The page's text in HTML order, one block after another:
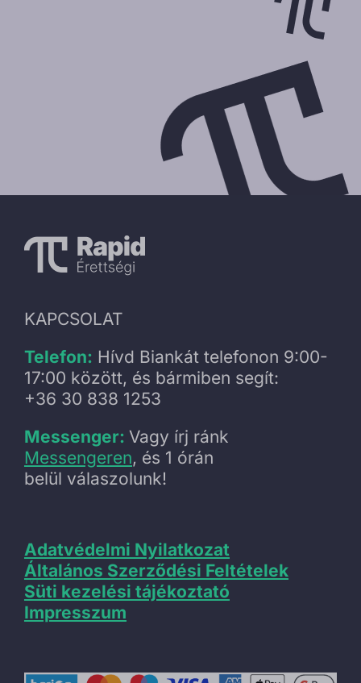
KAPCSOLAT
Telefon: Hívd Biankát telefonon 9:00-
17:00 között, és bármiben segít:
+36 30 838 1253
Messenger: Vagy írj ránk
Messengeren, és 1 órán
belül válaszolunk!
Adatvédelmi Nyilatkozat
Általános Szerződési Feltételek
Süti kezelési tájékoztató
Impresszum